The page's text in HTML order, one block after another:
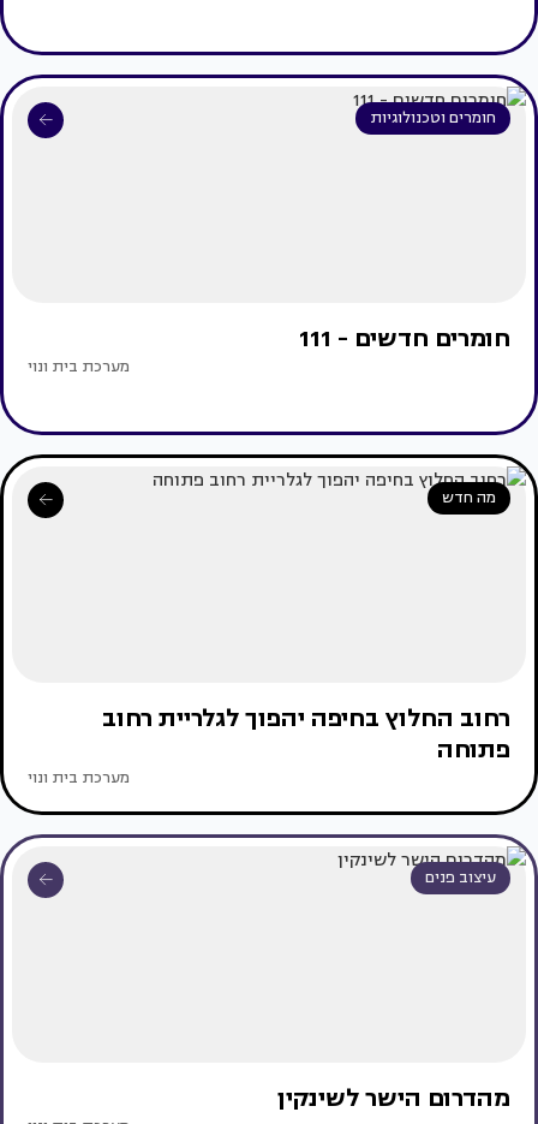
חומרים וטכנולוגיות
חומרים חדשים - 111
מערכת בית ונוי
מה חדש
רחוב החלוץ בחיפה יהפוך לגלריית רחוב
פתוחה
מערכת בית ונוי
עיצוב פנים
מהדרום הישר לשינקין